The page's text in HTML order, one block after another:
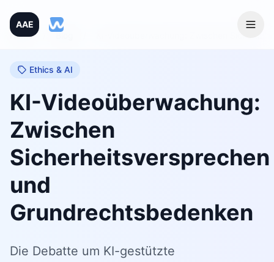
AAE
Home
Blog
Ethics & AI
KI-Videoüberwachung:
Zwischen
Sicherheitsversprechen
und
Grundrechtsbedenken
Die Debatte um KI-gestützte